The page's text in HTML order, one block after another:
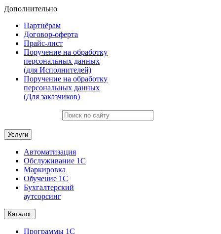
Дополнительно
Партнёрам
Договор-оферта
Прайс-лист
Поручение на обработку
персональных данных
(для Исполнителей)
Поручение на обработку
персональных данных
(Для заказчиков)
Услуги
Автоматизация
Обслуживание 1С
Маркировка
Обучение 1С
Бухгалтерский
аутсорсинг
Каталог
Программы 1С